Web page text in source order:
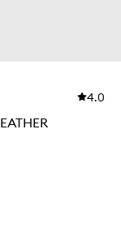
4.0